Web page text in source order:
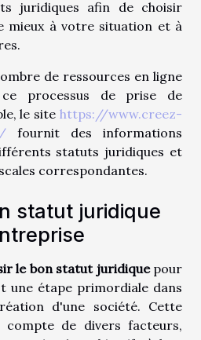
juridiques afin de choisir
mieux à votre situation et à
de ressources en ligne
processus de prise de
le site https://www.creez-
fournit des informations
statuts juridiques et
correspondantes.
statut juridique
le bon statut juridiquepour
une étape primordiale dans
d'une société. Cette
de divers facteurs,